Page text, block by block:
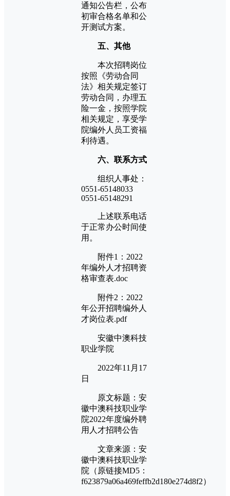
通知公告栏，公布
初审合格名单和公
开测试方案。
五、其他
本次招聘岗位
按照《劳动合同
法》相关规定签订
劳动合同，办理五
险一金，按照学院
相关规定，享受学
院编外人员工资福
利待遇。
六、联系方式
组织人事处：
0551-65148033
0551-65148291
上述联系电话
于正常办公时间使
用。
附件1：2022
年编外人才招聘资
格审查表.doc
附件2：2022
年公开招聘编外人
才岗位表.pdf
安徽中澳科技
职业学院
2022年11月17
日
原文标题：安
徽中澳科技职业学
院2022年度编外聘
用人才招聘公告
文章来源：安
徽中澳科技职业学
院（原链接MD5：
f623879a06a469feffb2d180e274d8f2）